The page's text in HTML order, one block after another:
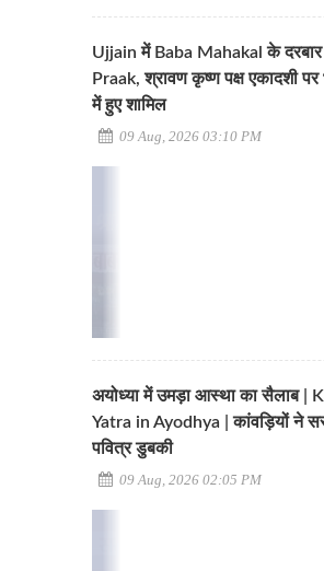
Ujjain में Baba Mahakal के
Praak, श्रावण कृष्ण पक्ष एकादशी
में हुए शामिल
09 Aug, 2026 03:10 PM
अयोध्या में उमड़ा आस्था का सैलाब |
Yatra in Ayodhya | कांवड़ियों ने
पवित्र डुबकी
09 Aug, 2026 02:05 PM